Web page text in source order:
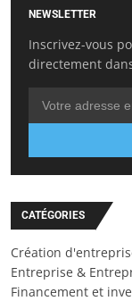
NEWSLETTER
Inscrivez-vous
directement
CATÉGORIES
Création
Entreprise &
Financement et